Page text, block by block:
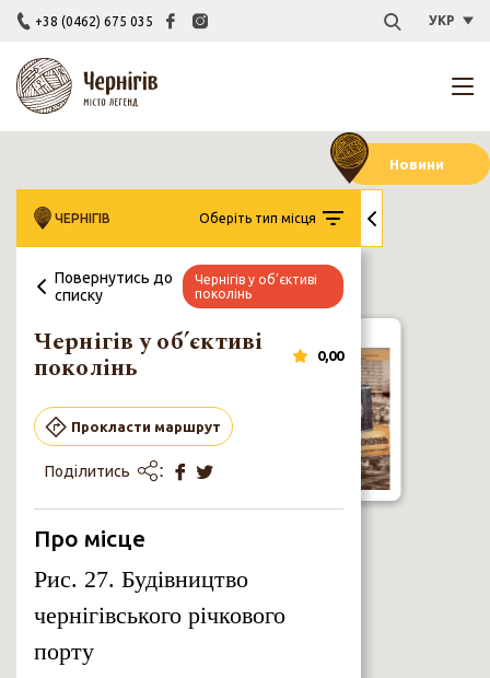
+38 (0462) 675 035 УКР
Новини
поколінь
ЧЕРНІГІВ Оберіть тип місця
Повернутись до
списку
Чернігів у об’єктиві
поколінь
Чернігів у об’єктиві
поколінь 0,00
Прокласти маршрут
Поділитись
Про місце
Рис. 27. Будівництво
чернігівського річкового
порту
Каталог
Відкривай
ТІЦи України
ЧЕРНІГІВ У ОБ’ЄКТИВІ ПОКОЛІНЬ